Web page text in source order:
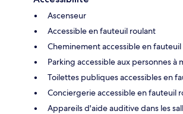
Ascenseur
Accessible en fauteuil roulant
Cheminement accessible en
Parking accessible aux personnes
Toilettes publiques accessibles en
Conciergerie accessible en fauteuil
Appareils d'aide auditive dans les